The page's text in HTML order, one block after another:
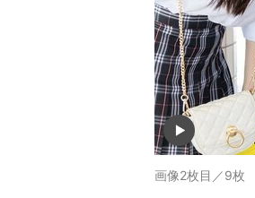
画像2枚目／9枚